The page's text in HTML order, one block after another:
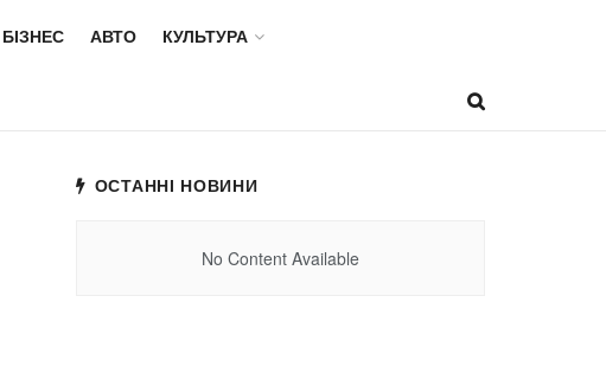
БІЗНЕС АВТО КУЛЬТУРА
ОСТАННІ НОВИНИ
No Content Available